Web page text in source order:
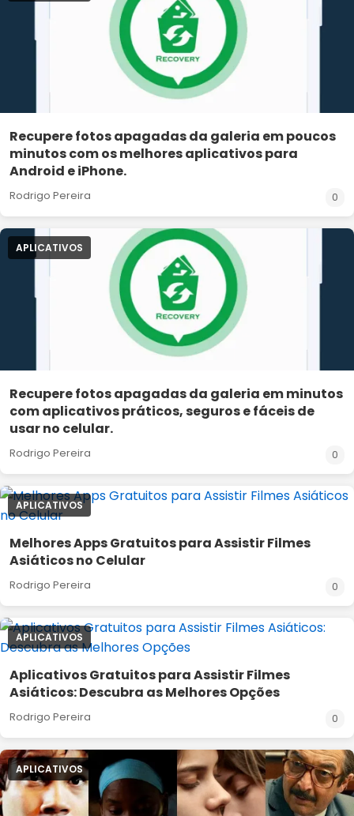
Recupere fotos apagadas da galeria em poucos
minutos com os melhores aplicativos para
Android e iPhone.
Rodrigo Pereira 0
APLICATIVOS
Recupere fotos apagadas da galeria em minutos
com aplicativos práticos, seguros e fáceis de
usar no celular.
Rodrigo Pereira 0
APLICATIVOS
Melhores Apps Gratuitos para Assistir Filmes
Asiáticos no Celular
Rodrigo Pereira 0
APLICATIVOS
Aplicativos Gratuitos para Assistir Filmes
Asiáticos: Descubra as Melhores Opções
Rodrigo Pereira 0
APLICATIVOS